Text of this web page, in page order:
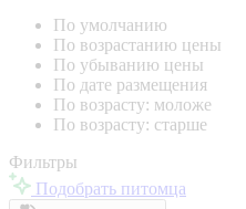
По умолчанию
По возрастанию цены
По убыванию цены
По дате размещения
По возрасту: моложе
По возрасту: старше
Фильтры
Подобрать питомца